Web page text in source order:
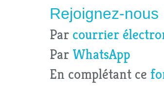
Rejoignez-nous
Par courrier
Par WhatsApp
En complétant ce